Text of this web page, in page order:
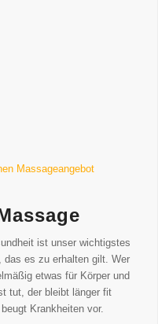
Massageangebot
ist unser wichtigstes
das es zu erhalten gilt. Wer
etwas für Körper und
tut, der bleibt länger fit
beugt Krankheiten vor.